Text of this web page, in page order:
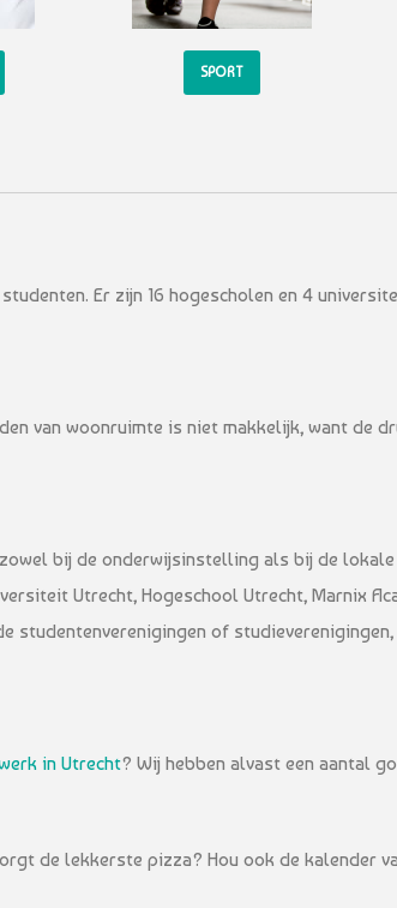
SPORT
Er zijn 16 hogescholen en 4
van woonruimte is niet makkelijk, want de
bij de onderwijsinstelling als bij de
Utrecht, Hogeschool Utrecht, Marnix
studentenverenigingen of
in Utrecht? Wij hebben alvast een aantal
de lekkerste pizza? Hou ook de kalender